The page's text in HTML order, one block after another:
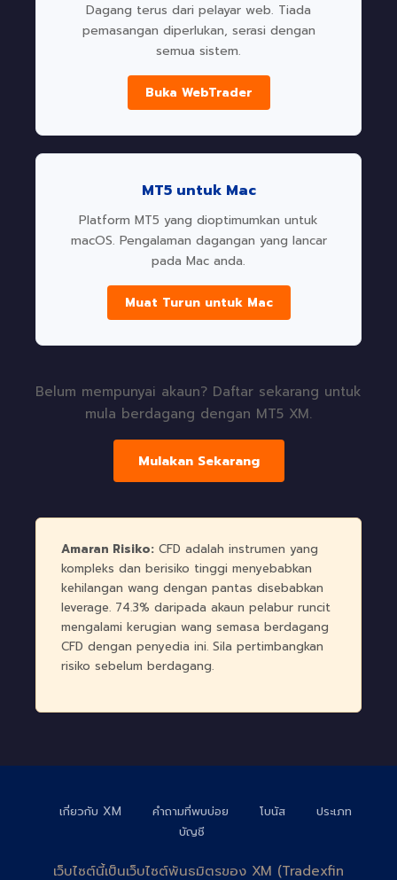
Dagang terus dari pelayar web. Tiada
pemasangan diperlukan, serasi dengan
semua sistem.
Buka WebTrader
MT5 untuk Mac
Platform MT5 yang dioptimumkan untuk
macOS. Pengalaman dagangan yang lancar
pada Mac anda.
Muat Turun untuk Mac
Belum mempunyai akaun? Daftar sekarang untuk
mula berdagang dengan MT5 XM.
Mulakan Sekarang
Amaran Risiko: CFD adalah instrumen yang
kompleks dan berisiko tinggi menyebabkan
kehilangan wang dengan pantas disebabkan
leverage. 74.3% daripada akaun pelabur runcit
mengalami kerugian wang semasa berdagang
CFD dengan penyedia ini. Sila pertimbangkan
risiko sebelum berdagang.
เกี่ยวกับ XM คำถามที่พบบ่อย โบนัส
ประเภท
บัญชี
เว็บไซต์นี้เป็นเว็บไซต์พันธมิตรของ XM (Tradexfin